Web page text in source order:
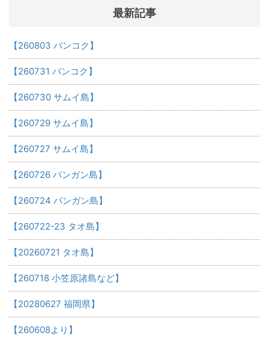
最新記事
【260803 バンコク】
【260731 バンコク】
【260730 サムイ島】
【260729 サムイ島】
【260727 サムイ島】
【260726 パンガン島】
【260724 パンガン島】
【260722-23 タオ島】
【20260721 タオ島】
【260718 小笠原諸島など】
【20280627 福岡県】
【260608より】